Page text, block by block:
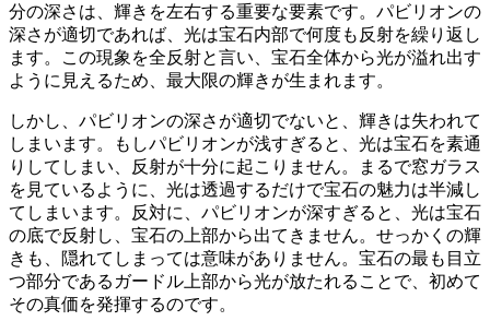
分の深さは、輝きを左右する重要な要素です。 パビリオンの
深さが適切であれば、光は宝石内部で何度も反射を繰り返し
ます。この現象を全反射と言い、宝石全体から光が溢れ出す
ように見えるため、最大限の輝きが生まれます。
しかし、パビリオンの深さが適切でないと、輝きは失われて
しまいます。もしパビリオンが浅すぎると、光は宝石を素通
りしてしまい、反射が十分に起こりません。まるで窓ガラス
を見ているように、光は透過するだけで宝石の魅力は半減し
てしまいます。反対に、パビリオンが深すぎると、光は宝石
の底で反射し、宝石の上部から出てきません。せっかくの輝
きも、隠れてしまっては意味がありません。宝石の最も目立
つ部分であるガードル上部から光が放たれることで、初めて
その真価を発揮するのです。